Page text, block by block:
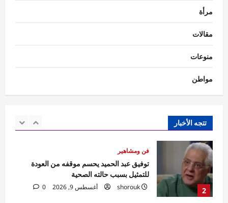
مرأة
مقالات
منوعات
مواطن
تتجه الأخبار
1
2
توفيق عبد الحميد يحسم موقفه من العودة
3
فن ومشاهير
ملك قورة عروس الساحل.. تفاصيل خطوبتها
وأحدث أعمالها الفنية
shorouk
أغسطس 9, 2026 0